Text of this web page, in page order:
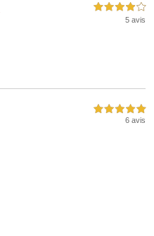
4,0 étoiles sur 5
5 avis
5,0 étoiles sur 5
6 avis